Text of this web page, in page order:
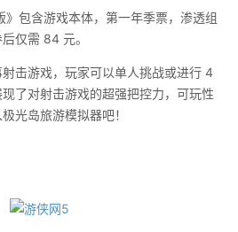
》包含游戏本体，第一年季票，渗透组
仅需 84 元。
击游戏，玩家可以单人挑战或进行 4
了对射击游戏的超强把控力，可玩性
光岛旅游模拟器吧！